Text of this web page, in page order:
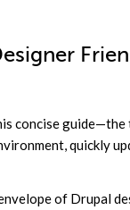
concise guide—the
quickly
of Drupal